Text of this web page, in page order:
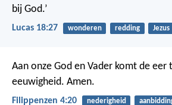
bij God.’
Lucas 18:27 wonderen redding Jezus
Aan onze God en Vader komt de
eeuwigheid. Amen.
Filippenzen 4:20 nederigheid